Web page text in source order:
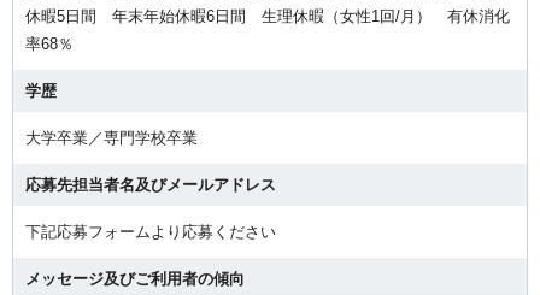
休暇5日間 年末年始休暇6日間 生理休暇（女性1回/月） 有休消化
率68％
学歴
大学卒業／専門学校卒業
応募先担当者名及びメールアドレス
下記応募フォームより応募ください
メッセージ及びご利用者の傾向